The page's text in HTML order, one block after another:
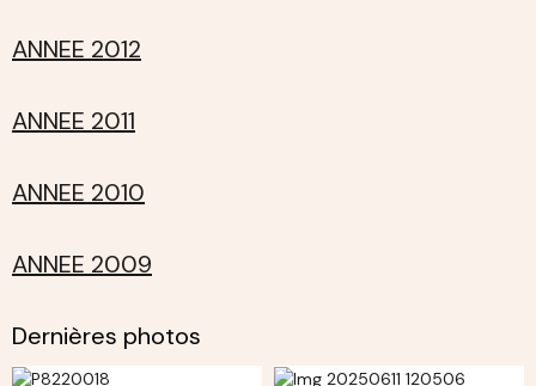
ANNEE 2012
ANNEE 2011
ANNEE 2010
ANNEE 2009
Dernières photos